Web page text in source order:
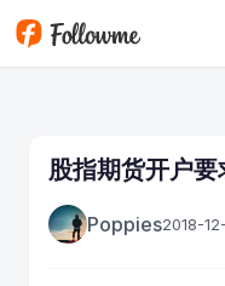
跳转到主要内容
股指期货开户
Poppies2018-